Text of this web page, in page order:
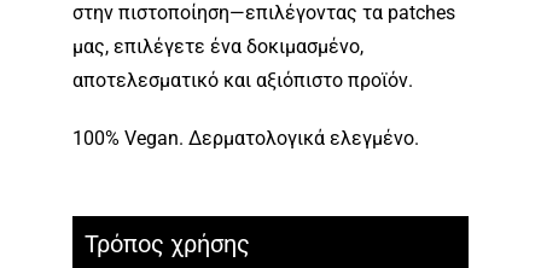
στην πιστοποίηση—επιλέγοντας τα patches
μας, επιλέγετε ένα δοκιμασμένο,
αποτελεσματικό και αξιόπιστο προϊόν.
100% Vegan. Δερματολογικά ελεγμένο.
Τρόπος χρήσης